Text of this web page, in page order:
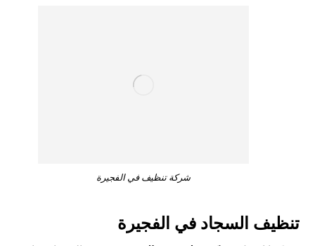
شركة تنظيف في الفجيرة
تنظيف السجاد في الفجيرة